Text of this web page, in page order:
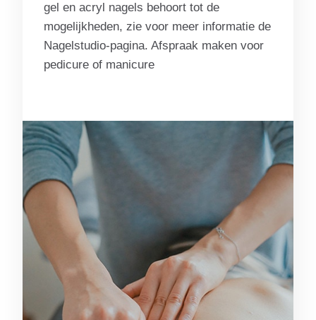
gel en acryl nagels behoort tot de
mogelijkheden, zie voor meer informatie de
Nagelstudio-pagina. Afspraak maken voor
pedicure of manicure